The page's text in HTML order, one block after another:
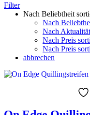
Filter
Nach Beliebtheit
Nach
Nach
Nach Preis
Nach Preis
abbrechen